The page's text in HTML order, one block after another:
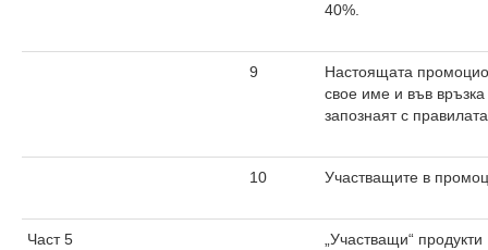
40%.
9
Настоящата
свое име и във
запознаят с
10 Участващите в
Част 5 „Участващи“ продукти